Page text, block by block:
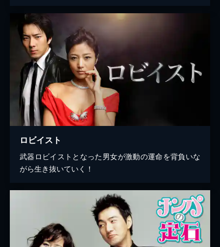
ロビイスト
武器ロビイストとなった男女が激動の運命を背負いな
がら生き抜いていく！